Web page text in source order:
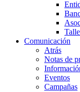
Comunicación
Atrás
Notas de
Eventos
Campañas